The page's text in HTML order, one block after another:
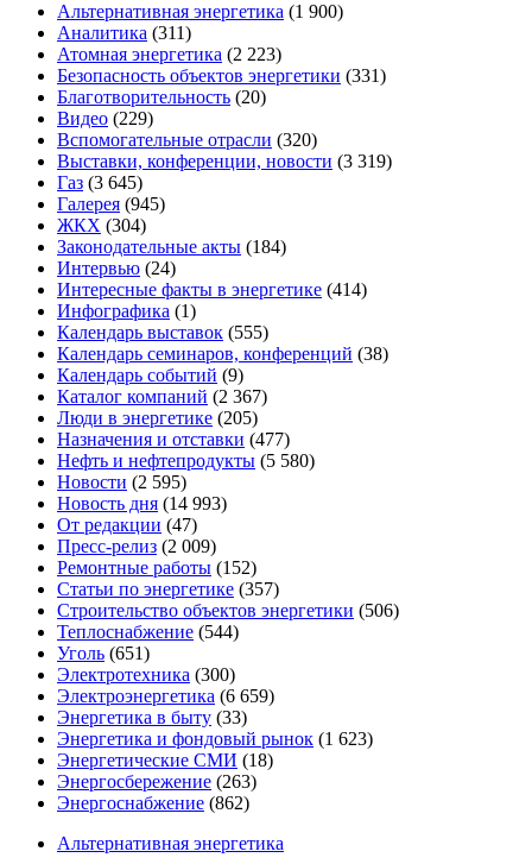
Альтернативная энергетика (1 900)
Аналитика (311)
Атомная энергетика (2 223)
Безопасность объектов энергетики (331)
Благотворительность (20)
Видео (229)
Вспомогательные отрасли (320)
Выставки, конференции, новости (3 319)
Газ (3 645)
Галерея (945)
ЖКХ (304)
Законодательные акты (184)
Интервью (24)
Интересные факты в энергетике (414)
Инфографика (1)
Календарь выставок (555)
Календарь семинаров, конференций (38)
Календарь событий (9)
Каталог компаний (2 367)
Люди в энергетике (205)
Назначения и отставки (477)
Нефть и нефтепродукты (5 580)
Новости (2 595)
Новость дня (14 993)
От редакции (47)
Пресс-релиз (2 009)
Ремонтные работы (152)
Статьи по энергетике (357)
Строительство объектов энергетики (506)
Теплоснабжение (544)
Уголь (651)
Электротехника (300)
Электроэнергетика (6 659)
Энергетика в быту (33)
Энергетика и фондовый рынок (1 623)
Энергетические СМИ (18)
Энергосбережение (263)
Энергоснабжение (862)
Альтернативная энергетика